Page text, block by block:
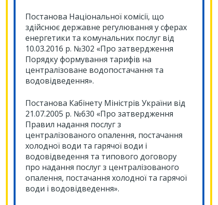
Постанова Національної комісії, що
здійснює державне регулювання у сферах
енергетики та комунальних послуг від
10.03.2016 р. №302 «Про затвердження
Порядку формування тарифів на
централізоване водопостачання та
водовідведення».
Постанова Кабінету Міністрів України від
21.07.2005 р. №630 «Про затвердження
Правил надання послуг з
централізованого опалення, постачання
холодної води та гарячої води і
водовідведення та типового договору
про надання послуг з централізованого
опалення, постачання холодної та гарячої
води і водовідведення».